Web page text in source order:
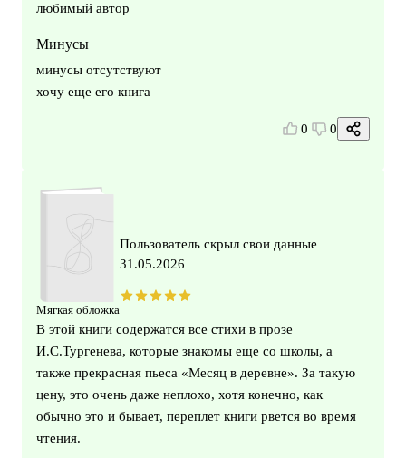
любимый автор
Минусы
минусы отсутствуют
хочу еще его книга
0 0
Мягкая обложка
Пользователь скрыл свои данные
31.05.2026
В этой книги содержатся все стихи в прозе
И.С.Тургенева, которые знакомы еще со школы, а
также прекрасная пьеса «Месяц в деревне». За такую
цену, это очень даже неплохо, хотя конечно, как
обычно это и бывает, переплет книги рвется во время
чтения.